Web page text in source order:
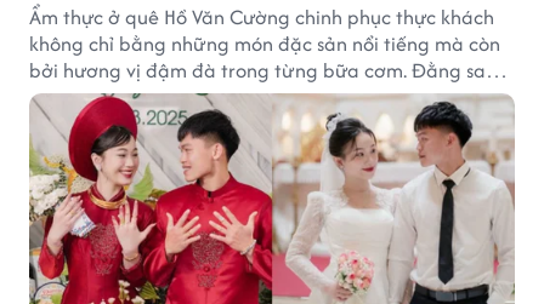
Ẩm thực ở quê Hồ Văn Cường chinh phục thực khách
không chỉ bằng những món đặc sản nổi tiếng mà còn
bởi hương vị đậm đà trong từng bữa cơm. Đằng sau
nét giản dị ấy là những bí quyết được người dân gìn
giữ qua nhiều thế hệ.